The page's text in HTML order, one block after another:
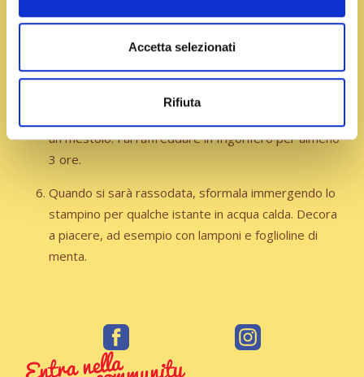
Accetta selezionati
Rifiuta
sfiorerà il bollore.
fino a quando non si sarà sciolta completamente.
un mestolo. Fai raffreddare in frigorifero per almeno
3 ore.
Quando si sarà rassodata, sformala immergendo lo
stampino per qualche istante in acqua calda. Decora
a piacere, ad esempio con lamponi e foglioline di
menta.